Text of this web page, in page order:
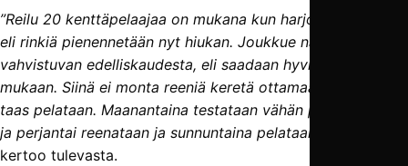
”Reilu 20 kenttäpelaajaa on mukana kun harjoittelu jatkuu,
eli rinkiä pienennetään nyt hiukan. Joukkue näyttää
vahvistuvan edelliskaudesta, eli saadaan hyviä pelaajia
mukaan. Siinä ei monta reeniä keretä ottamaan ennen kuin
taas pelataan. Maanantaina testataan vähän poikia, torstai
ja perjantai reenataan ja sunnuntaina pelataan”
kertoo tulevasta.